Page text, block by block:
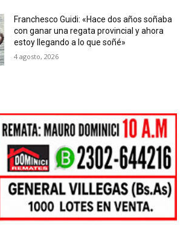
Franchesco Guidi: «Hace dos años soñaba
con ganar una regata provincial y ahora
estoy llegando a lo que soñé»
4 agosto, 2026